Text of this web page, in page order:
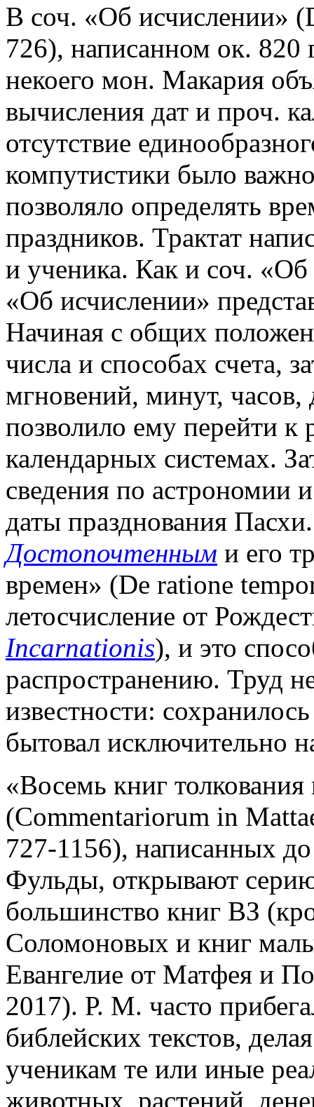
В соч. «Об исчислении»
726), написанном ок. 820
некоего мон. Макария
вычисления дат и проч.
отсутствие
компутистики было
позволяло определять
праздников. Трактат
и ученика. Как и соч. «Об
«Об исчислении»
Начиная с общих
числа и способах счета,
мгновений, минут, часов,
позволило ему перейти
календарных системах.
сведения по астрономии
даты празднования
Достопочтенным и его
времен» (De ratione
летосчисление от
Incarnationis), и это
распространению. Труд
известности:
бытовал исключительно
«Восемь книг
(Commentariorum in
727-1156), написанных
Фульды, открывают
большинство книг ВЗ
Соломоновых и книг
Евангелие от Матфея и
2017). Р. М. часто
библейских текстов,
ученикам те или иные
животных, растений,